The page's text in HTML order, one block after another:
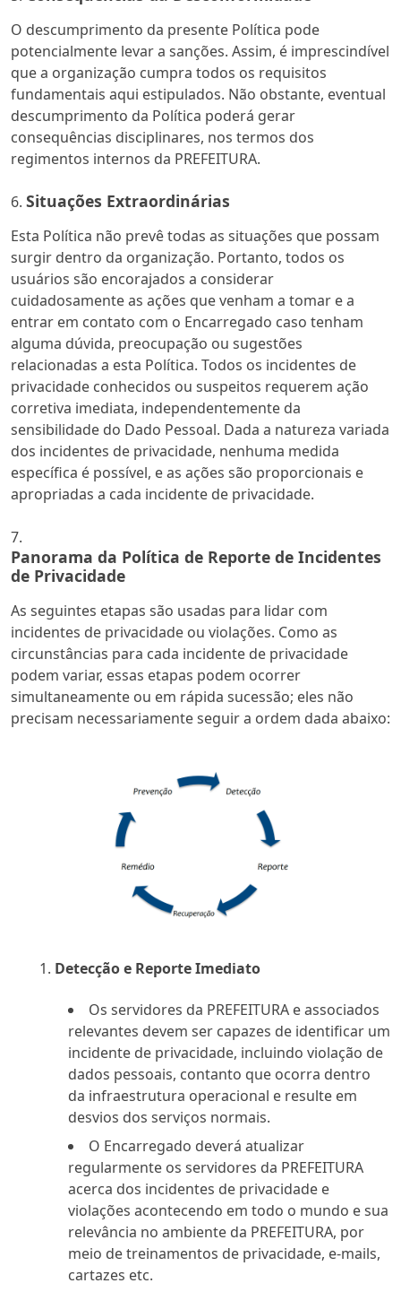
O descumprimento da presente Política pode
potencialmente levar a sanções. Assim, é imprescindível
que a organização cumpra todos os requisitos
fundamentais aqui estipulados. Não obstante, eventual
descumprimento da Política poderá gerar
consequências disciplinares, nos termos dos
regimentos internos da PREFEITURA.
Situações Extraordinárias
Esta Política não prevê todas as situações que possam
surgir dentro da organização. Portanto, todos os
usuários são encorajados a considerar
cuidadosamente as ações que venham a tomar e a
entrar em contato com o Encarregado caso tenham
alguma dúvida, preocupação ou sugestões
relacionadas a esta Política. Todos os incidentes de
privacidade conhecidos ou suspeitos requerem ação
corretiva imediata, independentemente da
sensibilidade do Dado Pessoal. Dada a natureza variada
dos incidentes de privacidade, nenhuma medida
específica é possível, e as ações são proporcionais e
apropriadas a cada incidente de privacidade.
Panorama da Política de Reporte de Incidentes
de Privacidade
As seguintes etapas são usadas para lidar com
incidentes de privacidade ou violações. Como as
circunstâncias para cada incidente de privacidade
podem variar, essas etapas podem ocorrer
simultaneamente ou em rápida sucessão; eles não
precisam necessariamente seguir a ordem dada abaixo:
Detecção e Reporte Imediato
Os servidores da PREFEITURA e associados
relevantes devem ser capazes de identificar um
incidente de privacidade, incluindo violação de
dados pessoais, contanto que ocorra dentro
da infraestrutura operacional e resulte em
desvios dos serviços normais.
O Encarregado deverá atualizar
regularmente os servidores da PREFEITURA
acerca dos incidentes de privacidade e
violações acontecendo em todo o mundo e sua
relevância no ambiente da PREFEITURA, por
meio de treinamentos de privacidade, e-mails,
cartazes etc.